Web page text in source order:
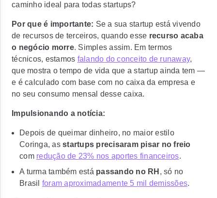
caminho ideal para todas startups?
Por que é importante: Se a sua startup está vivendo
de recursos de terceiros, quando esse recurso acaba
o negócio morre. Simples assim. Em termos
técnicos, estamos falando do conceito de runaway,
que mostra o tempo de vida que a startup ainda tem —
e é calculado com base com no caixa da empresa e
no seu consumo mensal desse caixa.
Impulsionando a notícia:
Depois de queimar dinheiro, no maior estilo
Coringa, as startups precisaram pisar no freio
com redução de 23% nos aportes financeiros.
A turma também está passando no RH , só no
Brasil foram aproximadamente 5 mil demissões.